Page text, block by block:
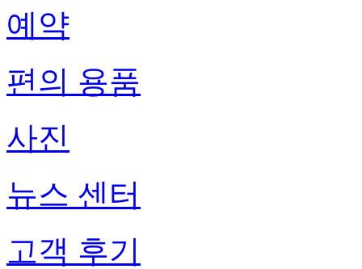
예약
편의 용품
사진
뉴스 센터
고객 후기